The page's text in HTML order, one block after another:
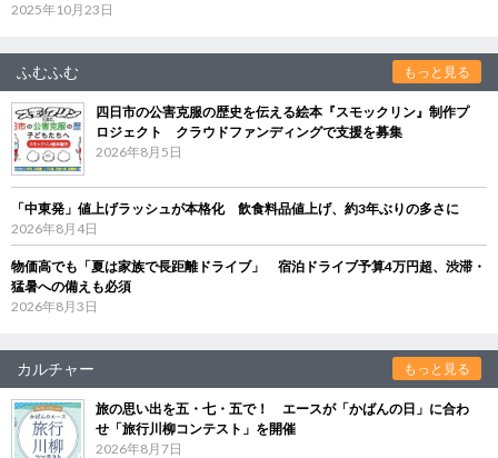
2025年10月23日
ふむふむ もっと見る
四日市の公害克服の歴史を伝える絵本『スモックリン』制作プ
ロジェクト クラウドファンディングで支援を募集
2026年8月5日
「中東発」値上げラッシュが本格化 飲食料品値上げ、約3年ぶりの多さに
2026年8月4日
物価高でも「夏は家族で長距離ドライブ」 宿泊ドライブ予算4万円超、渋滞・
猛暑への備えも必須
2026年8月3日
カルチャー もっと見る
旅の思い出を五・七・五で！ エースが「かばんの日」に合わ
せ「旅行川柳コンテスト」を開催
2026年8月7日